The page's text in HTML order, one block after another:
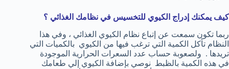
كيف يمكنك إدراج الكيوي للتخسيس في نظامك الغذائي ؟
ربما تكون سمعت عن إتباع نظام الكيوي الغذائي ، وفي هذا
النظام تأكل الكمية التي ترغب فيها من الكيوي بالكميات التي
تريدها . ولصعوبة حساب عدد السعرات الحرارية الموجودة
في هذه الكمية بالظبط نوصي بإضافة الكيوي إلي طعامك